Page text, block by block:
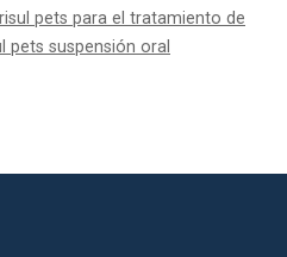
pets para el tratamiento de
pets suspensión oral